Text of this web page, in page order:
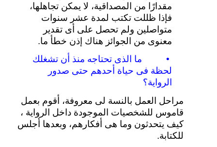
مقدارًا
من المصداقية، لا يمكن تجاهلها،
فإذا ظللت تكتب لمدة عشر سنوات
متواصلين ولم تحصل على أى تقدير
معنوى من الجوائز هناك إذن خطأ ما.
•
ما الذى تحتاجه منذ أن تشغلك
لحظة فى حياة أحدهم حتى صدور
الرواية؟
مراحل العمل بالنسة لى معروفة، أقوم بعمل
قاموس للشخصيات الموجودة داخل الرواية ،
كيف يتحدثون وما هى أفكارهم، وبعدها أجلس
للكتابة.